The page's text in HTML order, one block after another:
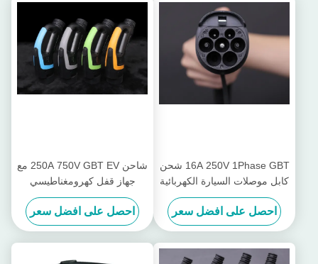
16A 250V 1Phase GBT شحن
كابل موصلات السيارة الكهربائية
احصل على افضل سعر
شاحن 250A 750V GBT EV مع
جهاز قفل كهرومغناطيسي
احصل على افضل سعر